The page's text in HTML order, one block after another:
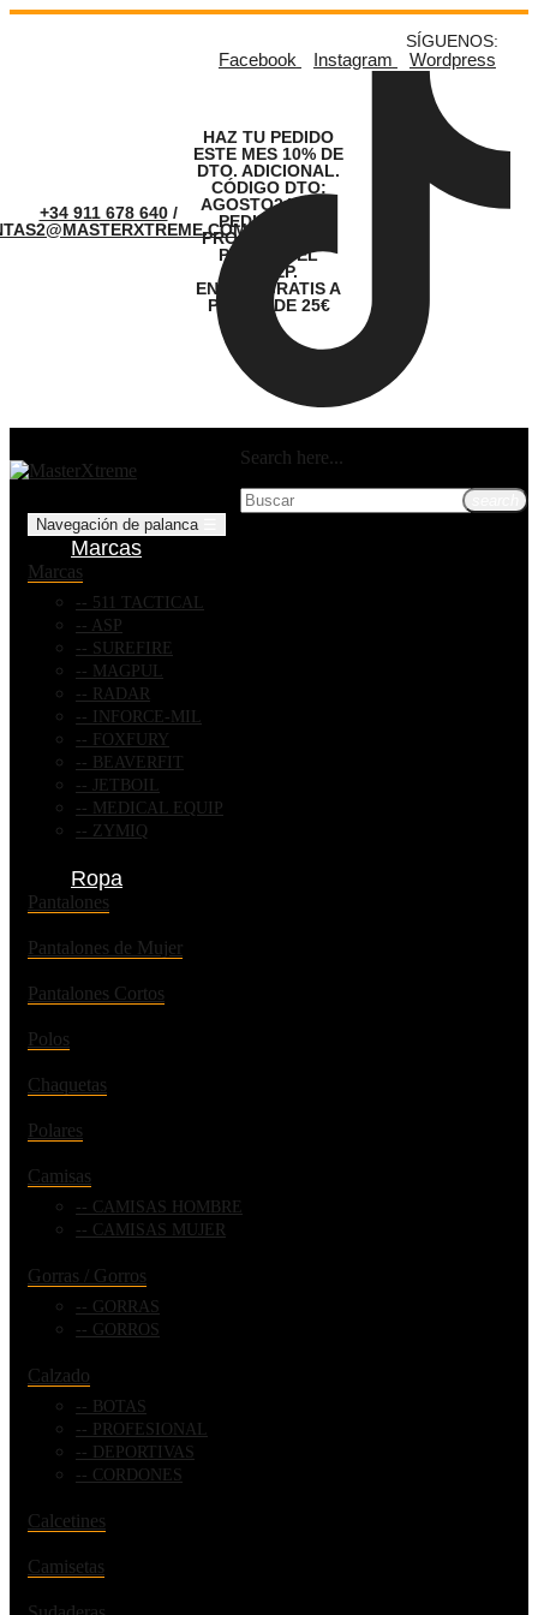
+34 911 678 640/
HAZ TU PEDIDO
ESTE MES 10% DE
DTO. ADICIONAL.
CÓDIGO DTO:
AGOSTO24. LOS
PEDIDOS SE
PROCESARÁN A
PARTIR DEL
01.SEP.
ENVÍOS GRATIS A
PARTIR DE 25€
SÍGUENOS:
Facebook Instagram Wordpress
Search here...
Navegación de palanca
Marcas
Marcas
511 TACTICAL
ASP
SUREFIRE
MAGPUL
RADAR
INFORCE-MIL
FOXFURY
BEAVERFIT
JETBOIL
MEDICAL EQUIP
ZYMIQ
Ropa
Pantalones
Pantalones de Mujer
Pantalones Cortos
Polos
Chaquetas
Polares
Camisas
CAMISAS HOMBRE
CAMISAS MUJER
Gorras / Gorros
GORRAS
GORROS
Calzado
BOTAS
PROFESIONAL
DEPORTIVAS
CORDONES
Calcetines
Camisetas